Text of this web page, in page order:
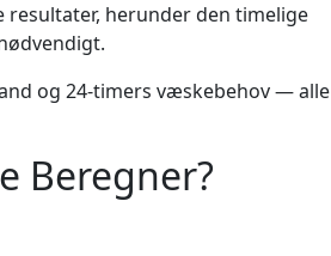
resultater, herunder den timelige
og 24-timers væskebehov — alle
Beregner?